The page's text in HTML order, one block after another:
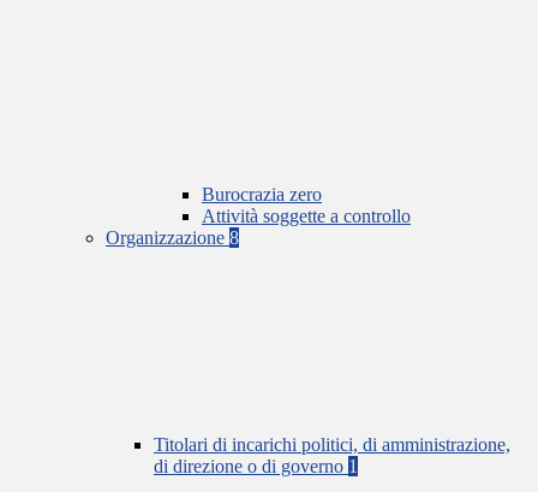
Burocrazia zero
Attività soggette a controllo
Organizzazione 8
Titolari di incarichi politici, di amministrazione,
di direzione o di governo 1